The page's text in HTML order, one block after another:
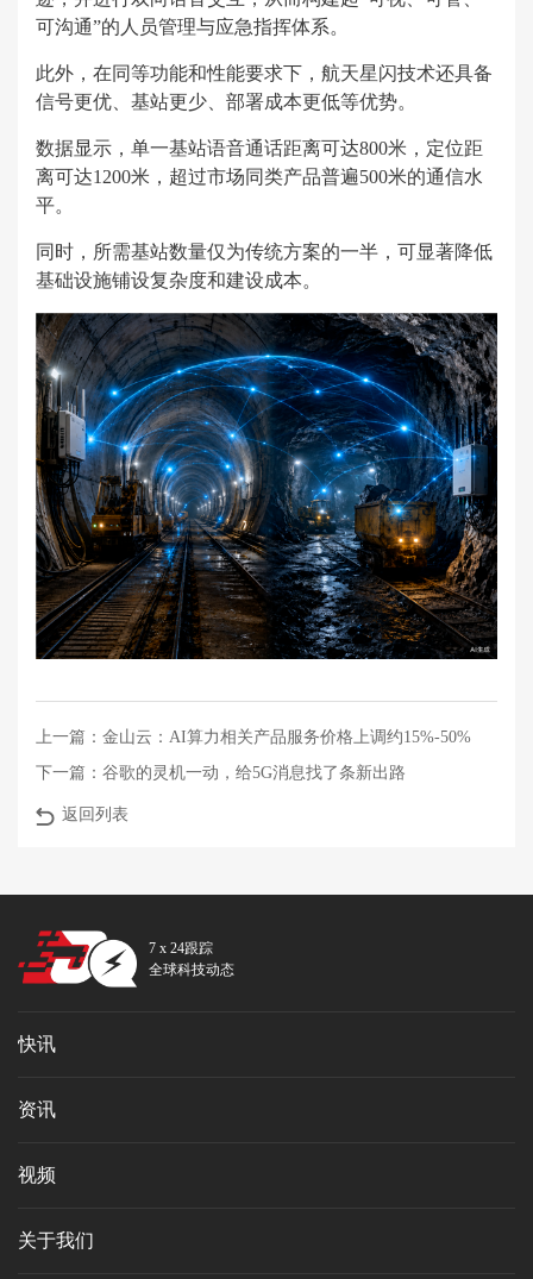
可沟通”的人员管理与应急指挥体系。
此外，在同等功能和性能要求下，航天星闪技术还具备
信号更优、基站更少、部署成本更低等优势。
数据显示，单一基站语音通话距离可达800米，定位距
离可达1200米，超过市场同类产品普遍500米的通信水
平。
同时，所需基站数量仅为传统方案的一半，可显著降低
基础设施铺设复杂度和建设成本。
上一篇： 金山云：AI算力相关产品服务价格上调约15%-50%
下一篇： 谷歌的灵机一动，给5G消息找了条新出路
返回列表
7 x 24跟踪
全球科技动态
快讯
资讯
视频
关于我们